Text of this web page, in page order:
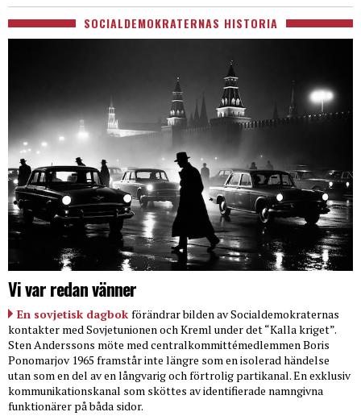
SOCIALDEMOKRATERNAS HISTORIA
Vi var redan vänner
En sovjetisk dagbok förändrar bilden av Socialdemokraternas
kontakter med Sovjetunionen och Kreml under det “Kalla kriget”.
Sten Anderssons möte med centralkommittémedlemmen Boris
Ponomarjov 1965 framstår inte längre som en isolerad händelse
utan som en del av en långvarig och förtrolig partikanal. En exklusiv
kommunikationskanal som sköttes av identifierade namngivna
funktionärer på båda sidor.